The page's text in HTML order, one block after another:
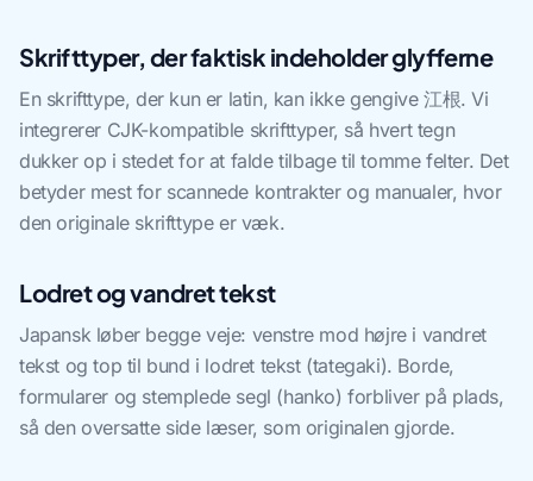
Skrifttyper, der faktisk indeholder glyfferne
En skrifttype, der kun er latin, kan ikke gengive 江根. Vi
integrerer CJK-kompatible skrifttyper, så hvert tegn
dukker op i stedet for at falde tilbage til tomme felter. Det
betyder mest for scannede kontrakter og manualer, hvor
den originale skrifttype er væk.
Lodret og vandret tekst
Japansk løber begge veje: venstre mod højre i vandret
tekst og top til bund i lodret tekst (tategaki). Borde,
formularer og stemplede segl (hanko) forbliver på plads,
så den oversatte side læser, som originalen gjorde.